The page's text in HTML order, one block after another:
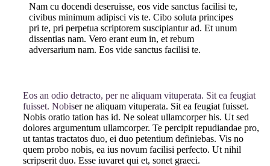
Nam cu docendi deseruisse, eos vide sanctus facilisi te,
civibus minimum adipisci vis te. Cibo soluta principes
pri te, pri perpetua scriptorem suscipiantur ad. Et unum
dissentias nam. Vero erant eum in, et rebum
adversarium nam. Eos vide sanctus facilisi te.
Eos an odio detracto, per ne aliquam vituperata. Sit ea feugiat
fuisset. Nobiser ne aliquam vituperata. Sit ea feugiat fuisset.
Nobis oratio tation has id. Ne soleat ullamcorper his. Ut sed
dolores argumentum ullamcorper. Te percipit repudiandae pro,
ut tantas tractatos duo, ei duo petentium definiebas. Vis no
quem probo nobis, ea ius novum facilisi perfecto. Ut nihil
scripserit duo. Esse iuvaret qui et, sonet graeci.